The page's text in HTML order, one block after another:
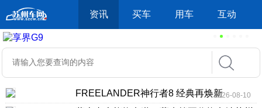
资讯 买车 用车 互动
FREELANDER神行者8 经典再焕新2026-08-10